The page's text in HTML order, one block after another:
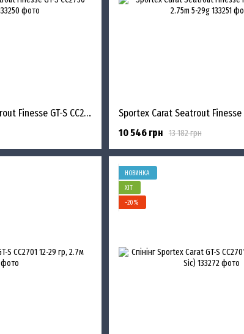
Sportex NEW Carat Seatrout Finesse GT-S CC2750 2.75m 6-19g
13 182 грн
10 546 грн
НОВИНКА
ХІТ
−20%